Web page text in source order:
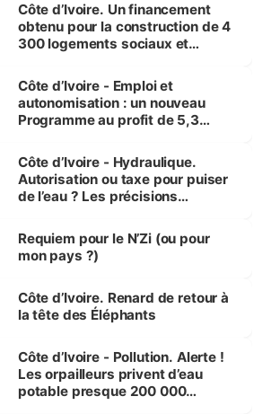
Côte d’Ivoire. Un financement
obtenu pour la construction de 4
300 logements sociaux et
et Yamoussoukro
Côte d’Ivoire - Emploi et
autonomisation : un nouveau
Programme au profit de 5,3
Côte d’Ivoire - Hydraulique.
Autorisation ou taxe pour puiser
de l’eau ? Les précisions
Requiem pour le N’Zi (ou pour
mon pays ?)
Côte d’Ivoire. Renard de retour à
la tête des Éléphants
Côte d’Ivoire - Pollution. Alerte !
Les orpailleurs privent d’eau
potable presque 200 000